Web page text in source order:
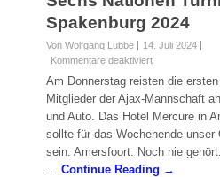
Sechs Nationen
Spakenburg 2024
Von Wolfgang Lübbe
14. Juli 2024
Kommentare deaktiviertfür
Sechs
Turnier
Spakenburg
2024
Am Donnerstag reisten die ersten
Mitglieder der Ajax-Mannschaft
und Auto. Das Hotel Mercure in
sollte für das Wochenende unser